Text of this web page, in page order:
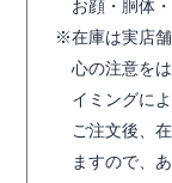
お顔・胴体
在庫は実店
心の注意を
イミングに
ご注文後、
ますので、